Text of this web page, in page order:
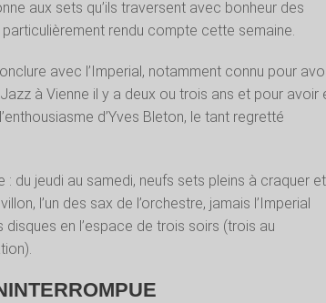
aux sets qu’ils traversent avec bonheur des
particulièrement rendu compte cette semaine.
avec l’Imperial, notamment connu pour
à Vienne il y a deux ou trois ans et pour avoir
d’Yves Bleton, le tant regretté
du jeudi au samedi, neufs sets pleins à craquer et
l’un des sax de l’orchestre, jamais l’Imperial
disques en l’espace de trois soirs (trois au